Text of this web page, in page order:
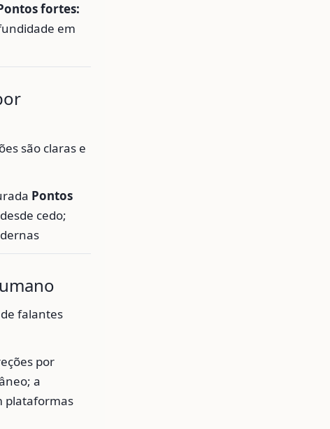
fortes:
em
são claras e
Pontos
cedo;
falantes
por
a
plataformas